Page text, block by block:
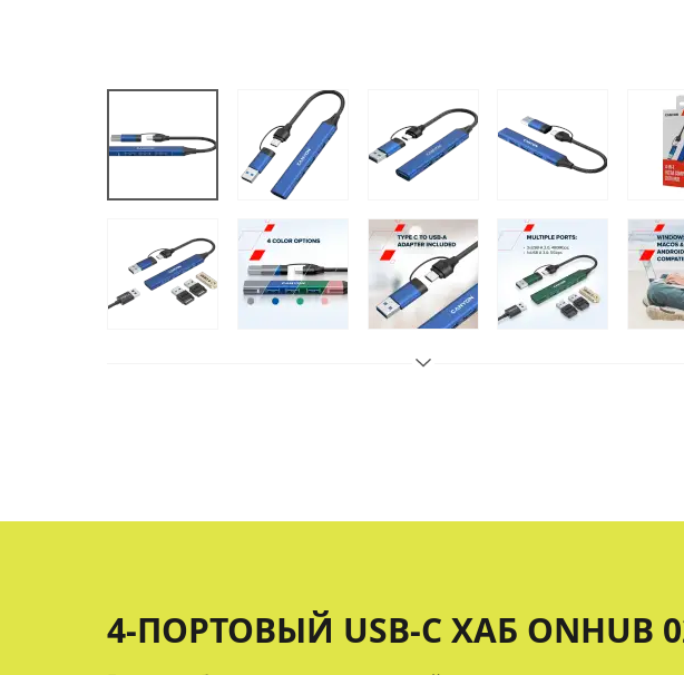
4-ПОРТОВЫЙ USB-C ХАБ ONHUB